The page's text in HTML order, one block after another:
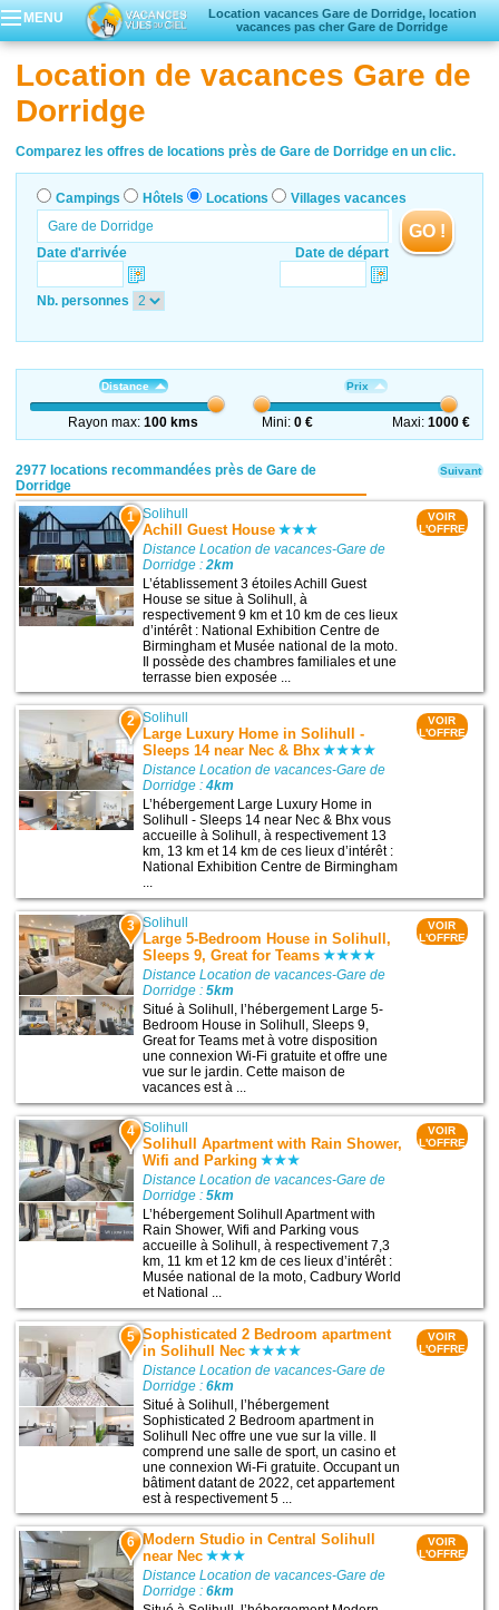
MENU
Location vacances Gare de Dorridge, location
vacances pas cher Gare de Dorridge
Hôtels
Location de vacances Gare de
Dorridge
Comparez les offres de locations près de Gare de Dorridge en un clic.
Campings Hôtels Locations Villages vacances
Date d'arrivée Date de départ
GO !
Nb. personnes
Distance
Rayon max:100 kms
Prix
Mini:0 € Maxi: 1000 €
2977 locations recommandées près de Gare de
Dorridge
1 Solihull
Achill Guest House
Distance Location de vacances-Gare de
Dorridge :2km
L’établissement 3 étoiles Achill Guest
House se situe à Solihull, à
respectivement 9 km et 10 km de ces lieux
d’intérêt : National Exhibition Centre de
Birmingham et Musée national de la moto.
Il possède des chambres familiales et une
terrasse bien exposée ...
VOIR
L'OFFRE
2 Solihull
Large Luxury Home in Solihull -
Sleeps 14 near Nec & Bhx
Distance Location de vacances-Gare de
Dorridge :4km
L’hébergement Large Luxury Home in
Solihull - Sleeps 14 near Nec & Bhx vous
accueille à Solihull, à respectivement 13
km, 13 km et 14 km de ces lieux d’intérêt :
National Exhibition Centre de Birmingham
...
VOIR
L'OFFRE
3 Solihull
Large 5-Bedroom House in Solihull,
Sleeps 9, Great for Teams
Distance Location de vacances-Gare de
Dorridge :5km
Situé à Solihull, l’hébergement Large 5-
Bedroom House in Solihull, Sleeps 9,
Great for Teams met à votre disposition
une connexion Wi-Fi gratuite et offre une
vue sur le jardin. Cette maison de
vacances est à ...
VOIR
L'OFFRE
4 Solihull
Solihull Apartment with Rain Shower,
Wifi and Parking
Distance Location de vacances-Gare de
Dorridge :5km
L’hébergement Solihull Apartment with
Rain Shower, Wifi and Parking vous
accueille à Solihull, à respectivement 7,3
km, 11 km et 12 km de ces lieux d’intérêt :
Musée national de la moto, Cadbury World
et National ...
VOIR
L'OFFRE
5 Sophisticated 2 Bedroom apartment
in Solihull Nec
Distance Location de vacances-Gare de
Dorridge :6km
Situé à Solihull, l’hébergement
Sophisticated 2 Bedroom apartment in
Solihull Nec offre une vue sur la ville. Il
comprend une salle de sport, un casino et
une connexion Wi-Fi gratuite. Occupant un
bâtiment datant de 2022, cet appartement
est à respectivement 5 ...
VOIR
L'OFFRE
6 Modern Studio in Central Solihull
near Nec
Distance Location de vacances-Gare de
Dorridge :6km
VOIR
L'OFFRE
Suivant